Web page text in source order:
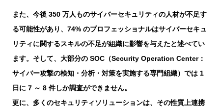
また、今後 350 万人ものサイバーセキュリティの人材が不足す
る可能性があり、74% のプロフェッショナルはサイバーセキュ
リティに関するスキルの不足が組織に影響を与えたと述べてい
ます。そして、大部分の SOC（Security Operation Center：
サイバー攻撃の検知・分析・対策を実施する専門組織）では 1
日に 7 ～ 8 件しか調査ができません。
更に、多くのセキュリティソリューションは、その性質上連携